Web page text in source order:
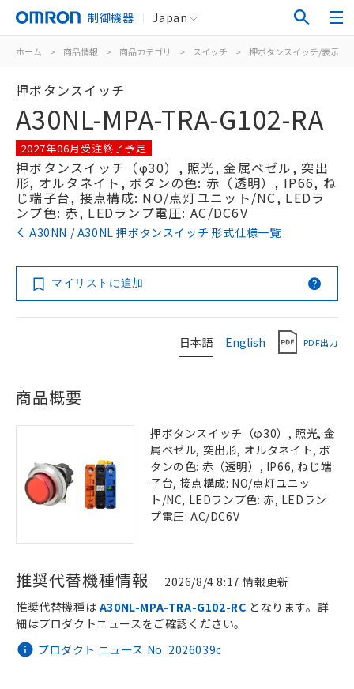
制御機器 Japan
ホーム > 商品情報 > 商品カテゴリ > スイッチ > 押ボタンスイッチ/表示灯
押ボタンスイッチ
A30NL-MPA-TRA-G102-RA
2027年06月受注終了予定
押ボタンスイッチ（φ30）, 照光, 金属ベゼル, 突出
形, オルタネイト, ボタンの色: 赤（透明）, IP66, ね
じ端子台, 接点構成: NO/点灯ユニット/NC, LEDラ
ンプ色: 赤, LEDランプ電圧: AC/DC6V
A30NN / A30NL 押ボタンスイッチ 形式仕様一覧
マイリストに追加
日本語 English PDF出力
商品概要
押ボタンスイッチ（φ30）, 照光, 金
属ベゼル, 突出形, オルタネイト, ボ
タンの色: 赤（透明）, IP66, ねじ端
子台, 接点構成: NO/点灯ユニッ
ト/NC, LEDランプ色: 赤, LEDラン
プ電圧: AC/DC6V
推奨代替機種情報 2026/8/4 8:17 情報更新
プロダクト ニュース No. 2026039c
推奨代替機種は A30NL-MPA-TRA-G102-RC となります。詳
細はプロダクトニュースをご確認ください。